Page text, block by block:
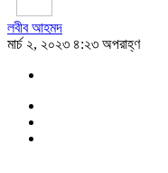
লবীব আহমদ
মার্চ ২, ২০২৩ ৪:২৩ অপরাহ্ণ